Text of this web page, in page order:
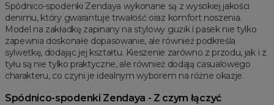
Spódnico-spodenki Zendaya wykonane są z wysokiej jakości
denimu, który gwarantuje trwałość oraz komfort noszenia.
Model na zakładkę zapinany na stylowy guzik i pasek nie tylko
zapewnia doskonałe dopasowanie, ale również podkreśla
sylwetkę, dodając jej kształtu. Kieszenie zarówno z przodu, jak i z
tyłu są nie tylko praktyczne, ale również dodają casualowego
charakteru, co czyni je idealnym wyborem na różne okazje.
Spódnico-spodenki Zendaya - Z czym łączyć